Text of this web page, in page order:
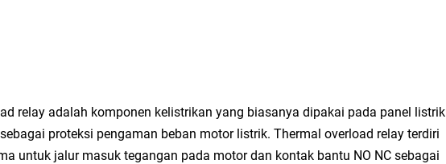
relay adalah komponen kelistrikan yang biasanya dipakai pada panel listrik
proteksi pengaman beban motor listrik. Thermal overload relay terdiri
untuk jalur masuk tegangan pada motor dan kontak bantu NO NC sebagai